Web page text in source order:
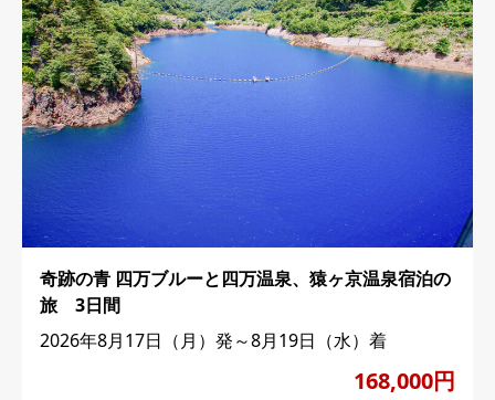
奇跡の青 四万ブルーと四万温泉、猿ヶ京温泉宿泊の
旅 3日間
2026年8月17日（月）発～8月19日（水）着
168,000円